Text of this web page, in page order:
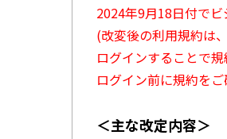
2024年9月18日付でビ
(改変後の利用規約は、
ログインすることで
ログイン前に規約をご
＜主な改定内容＞